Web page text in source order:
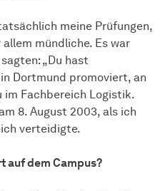
meine Prüfungen,
mündliche. Es war
„Du hast
Dortmund promoviert, an
Fachbereich Logistik.
8. August 2003, als ich
verteidigte.
auf dem Campus?